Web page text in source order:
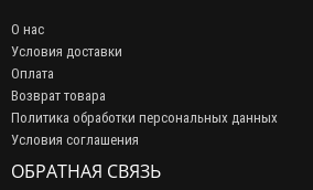
О нас
Условия доставки
Оплата
Возврат товара
Политика обработки персональных данных
Условия соглашения
ОБРАТНАЯ СВЯЗЬ